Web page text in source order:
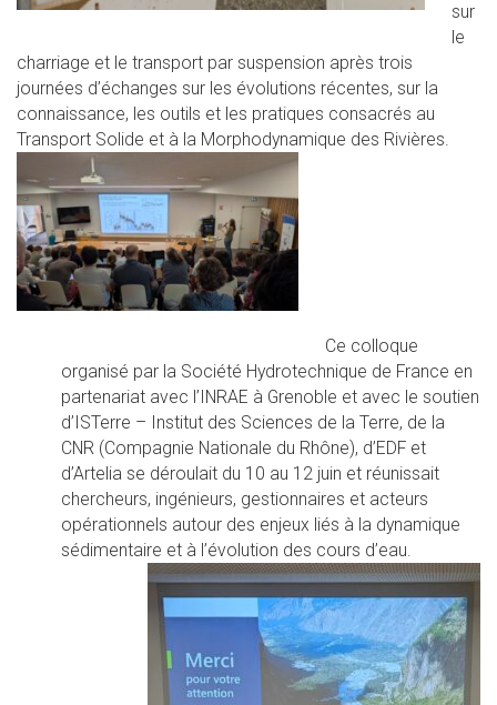
sur
le
charriage et le transport par suspension après trois
journées d’échanges sur les évolutions récentes, sur la
connaissance, les outils et les pratiques consacrés au
Transport Solide et à la Morphodynamique des Rivières.
Ce colloque
organisé par la Société Hydrotechnique de France en
partenariat avec l’INRAE à Grenoble et avec le soutien
d’ISTerre – Institut des Sciences de la Terre, de la
CNR (Compagnie Nationale du Rhône), d’EDF et
d’Artelia se déroulait du 10 au 12 juin et réunissait
chercheurs, ingénieurs, gestionnaires et acteurs
opérationnels autour des enjeux liés à la dynamique
sédimentaire et à l’évolution des cours d’eau.